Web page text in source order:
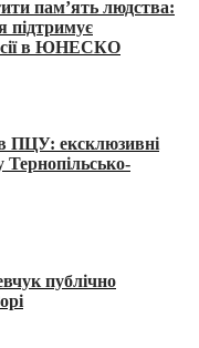
пам’ять людства:
підтримує
в ЮНЕСКО
ексклюзивні
Тернопільсько-
публічно